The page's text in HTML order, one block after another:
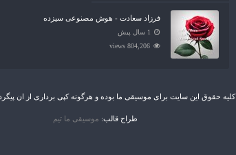
فرزاد سعادت - هوش مصنوعی سیزده
1 سال پیش
804,206 views
کلیه حقوق این سایت برای موسیقی ما بوده و هرگونه کپی برداری از ان پیگرد
طراح قالب: موسیقی ما تیم